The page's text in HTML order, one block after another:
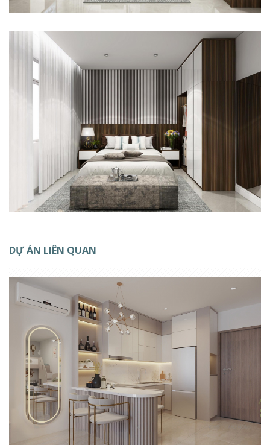
DỰ ÁN LIÊN QUAN